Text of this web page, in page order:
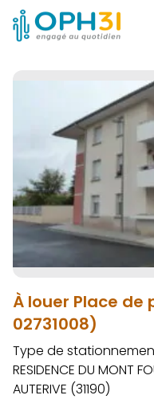
À louer Place
02731008)
Type de
RESIDENCE DU MONT
AUTERIVE (31190)